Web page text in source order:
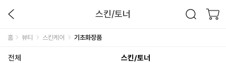
스킨/토너
홈 뷰티 스킨케어 기초화장품
전체 스킨/토너